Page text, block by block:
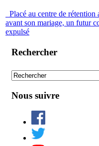
Placé au centre de
avant son mariage, un futur
expulsé
Rechercher
Nous suivre